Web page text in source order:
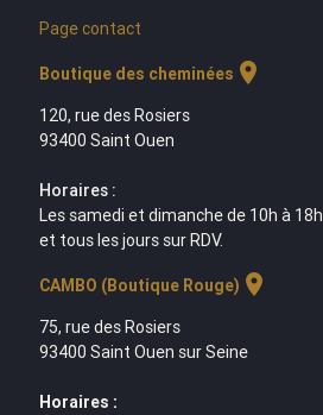
Page contact
Boutique des cheminées location_on
120, rue des Rosiers
93400 Saint Ouen
Horaires :
Les samedi et dimanche de 10h à 18h
et tous les jours sur RDV.
CAMBO (Boutique Rouge) location_on
75, rue des Rosiers
93400 Saint Ouen sur Seine
Horaires :